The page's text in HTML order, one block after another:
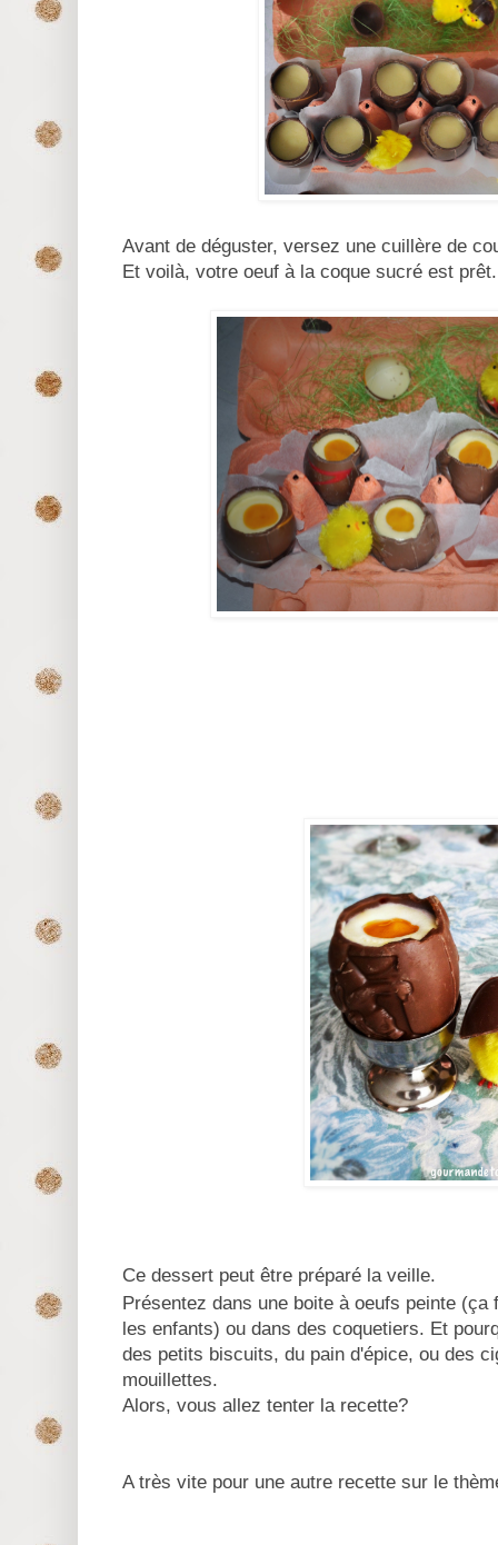
Avant de déguster, versez une cuillère de
Et voilà, votre oeuf à la coque sucré est prêt.
Ce dessert peut être préparé la veille.
Présentez dans une boite à oeufs peinte
les enfants) ou dans des coquetiers. Et
des petits biscuits, du pain d'épice, ou des
mouillettes.
Alors, vous allez tenter la recette?
A très vite pour une autre recette sur le